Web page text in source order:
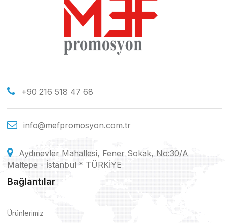
+90 216 518 47 68
info@mefpromosyon.com.tr
Aydınevler Mahallesi, Fener Sokak, No:30/A
Maltepe - İstanbul * TÜRKİYE
Bağlantılar
Ürünlerimiz